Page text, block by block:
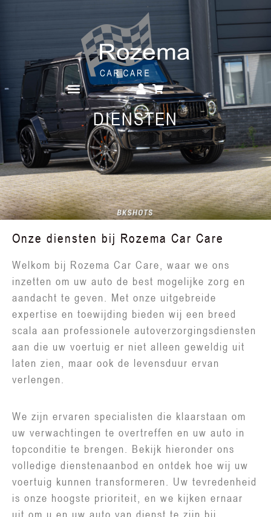
DIENSTEN
Onze diensten bij Rozema Car Care
Welkom bij Rozema Car Care, waar we ons
inzetten om uw auto de best mogelijke zorg en
aandacht te geven. Met onze uitgebreide
expertise en toewijding bieden wij een breed
scala aan professionele autoverzorgingsdiensten
aan die uw voertuig er niet alleen geweldig uit
laten zien, maar ook de levensduur ervan
verlengen.
We zijn ervaren specialisten die klaarstaan om
uw verwachtingen te overtreffen en uw auto in
topconditie te brengen. Bekijk hieronder ons
volledige dienstenaanbod en ontdek hoe wij uw
voertuig kunnen transformeren. Uw tevredenheid
is onze hoogste prioriteit, en we kijken ernaar
uit om u en uw auto van dienst te zijn bij